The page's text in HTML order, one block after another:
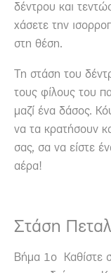
δέντρου και
χάσετε την
στη θέση.
Τη στάση του
τους φίλους του
μαζί ένα δάσος.
να τα κρατήσουν
σας, σα να είστε
αέρα!
Στάση
Βήμα 1ο Καθίστε